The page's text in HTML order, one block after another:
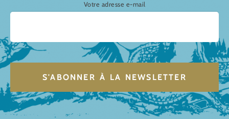
Votre adresse e-mail